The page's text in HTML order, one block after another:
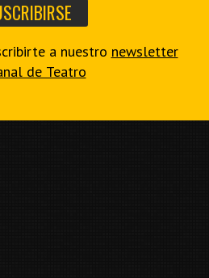
a nuestro newsletter
de Teatro